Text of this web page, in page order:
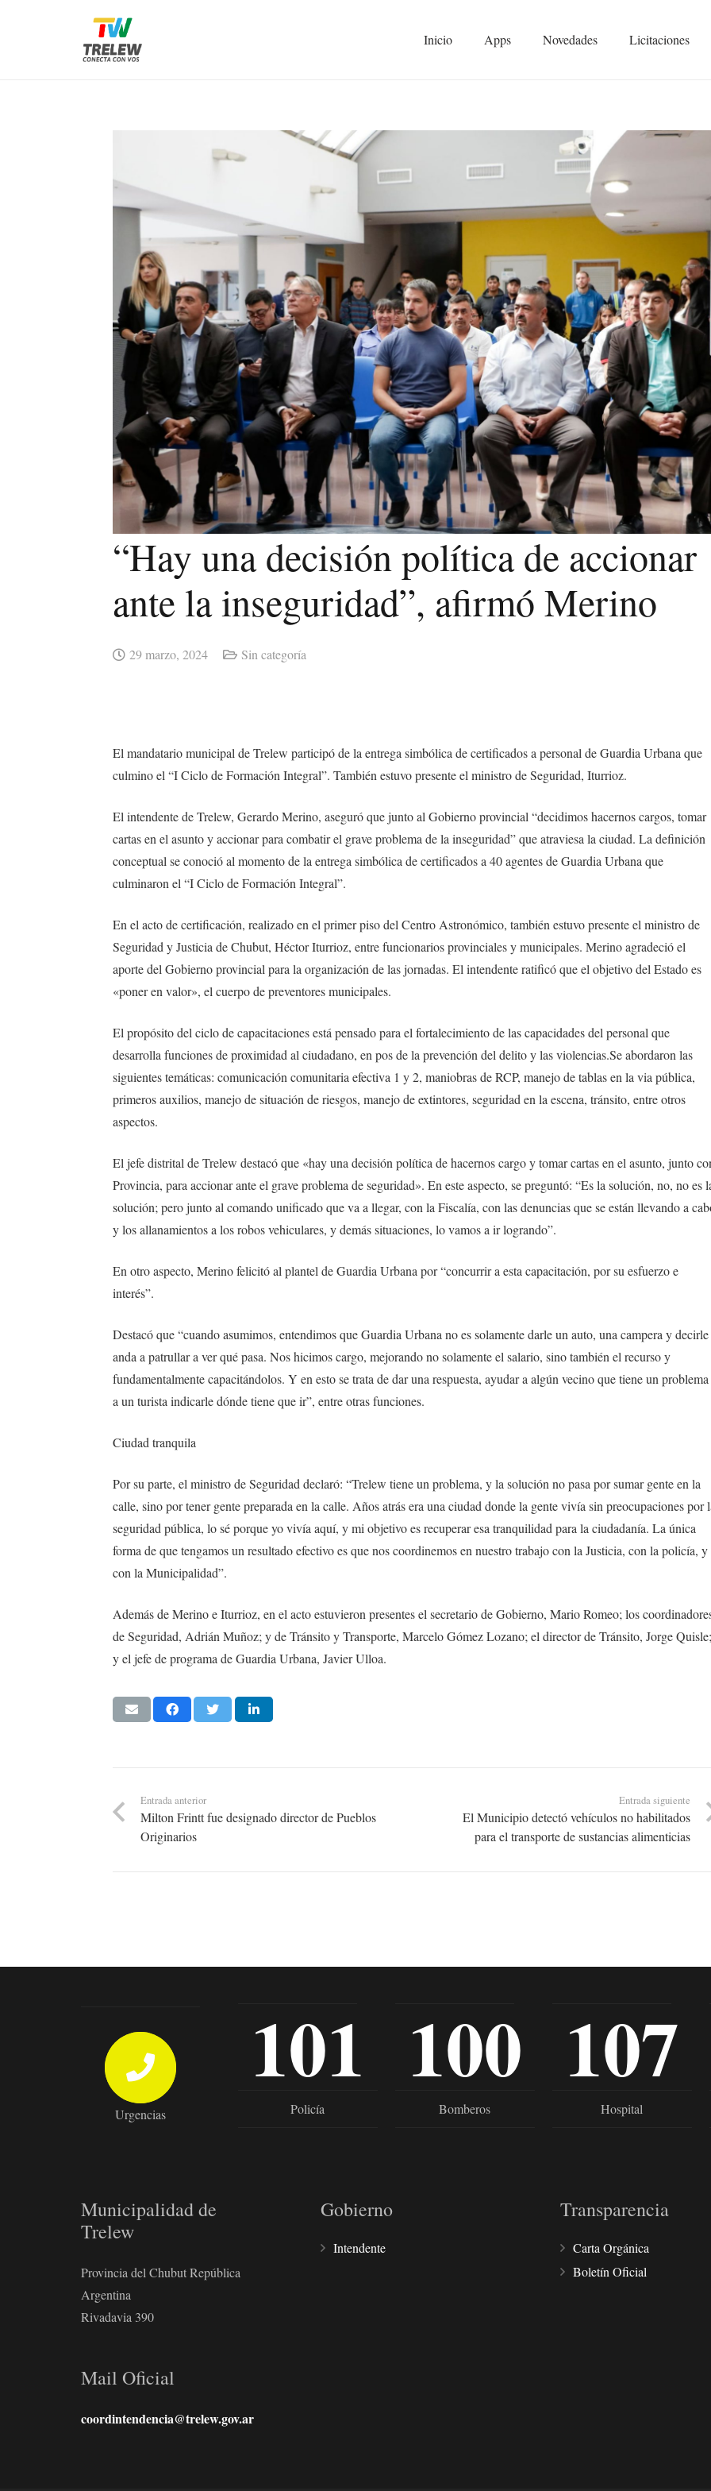
Inicio Apps Novedades Licitaciones
“Hay una decisión política de accionar
ante la inseguridad”, afirmó Merino
29 marzo, 2024 Sin categoría
El mandatario municipal de Trelew participó de la entrega simbólica de certificados a personal de Guardia Urbana que
culmino el “I Ciclo de Formación Integral”. También estuvo presente el ministro de Seguridad, Iturrioz.
El intendente de Trelew, Gerardo Merino, aseguró que junto al Gobierno provincial “decidimos hacernos cargos, tomar
cartas en el asunto y accionar para combatir el grave problema de la inseguridad” que atraviesa la ciudad. La definición
conceptual se conoció al momento de la entrega simbólica de certificados a 40 agentes de Guardia Urbana que
culminaron el “I Ciclo de Formación Integral”.
En el acto de certificación, realizado en el primer piso del Centro Astronómico, también estuvo presente el ministro de
Seguridad y Justicia de Chubut, Héctor Iturrioz, entre funcionarios provinciales y municipales. Merino agradeció el
aporte del Gobierno provincial para la organización de las jornadas. El intendente ratificó que el objetivo del Estado es
«poner en valor», el cuerpo de preventores municipales.
El propósito del ciclo de capacitaciones está pensado para el fortalecimiento de las capacidades del personal que
desarrolla funciones de proximidad al ciudadano, en pos de la prevención del delito y las violencias.Se abordaron las
siguientes temáticas: comunicación comunitaria efectiva 1 y 2, maniobras de RCP, manejo de tablas en la via pública,
primeros auxilios, manejo de situación de riesgos, manejo de extintores, seguridad en la escena, tránsito, entre otros
aspectos.
El jefe distrital de Trelew destacó que «hay una decisión política de hacernos cargo y tomar cartas en el asunto, junto
Provincia, para accionar ante el grave problema de seguridad». En este aspecto, se preguntó: “Es la solución, no, no es
solución; pero junto al comando unificado que va a llegar, con la Fiscalía, con las denuncias que se están llevando a
y los allanamientos a los robos vehiculares, y demás situaciones, lo vamos a ir logrando”.
En otro aspecto, Merino felicitó al plantel de Guardia Urbana por “concurrir a esta capacitación, por su esfuerzo e
interés”.
Destacó que “cuando asumimos, entendimos que Guardia Urbana no es solamente darle un auto, una campera y decirle
anda a patrullar a ver qué pasa. Nos hicimos cargo, mejorando no solamente el salario, sino también el recurso y
fundamentalmente capacitándolos. Y en esto se trata de dar una respuesta, ayudar a algún vecino que tiene un
a un turista indicarle dónde tiene que ir”, entre otras funciones.
Ciudad tranquila
Por su parte, el ministro de Seguridad declaró: “Trelew tiene un problema, y la solución no pasa por sumar gente en la
calle, sino por tener gente preparada en la calle. Años atrás era una ciudad donde la gente vivía sin preocupaciones por
seguridad pública, lo sé porque yo vivía aquí, y mi objetivo es recuperar esa tranquilidad para la ciudadanía. La única
forma de que tengamos un resultado efectivo es que nos coordinemos en nuestro trabajo con la Justicia, con la policía, y
con la Municipalidad”.
Además de Merino e Iturrioz, en el acto estuvieron presentes el secretario de Gobierno, Mario Romeo; los
de Seguridad, Adrián Muñoz; y de Tránsito y Transporte, Marcelo Gómez Lozano; el director de Tránsito, Jorge Quisle;
y el jefe de programa de Guardia Urbana, Javier Ulloa.
Entrada anterior
Milton Frintt fue designado director de Pueblos
Originarios
Entrada siguiente
El Municipio detectó vehículos no habilitados
para el transporte de sustancias alimenticias
Urgencias
101
Policía
100
Bomberos
107
Hospital
Municipalidad de
Trelew
Provincia del Chubut República
Argentina
Rivadavia 390
Mail Oficial
coordintendencia@trelew.gov.ar
Gobierno
Intendente
Transparencia
Carta Orgánica
Boletín Oficial